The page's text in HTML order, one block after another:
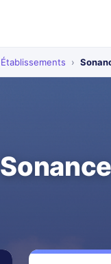
Établissements ›